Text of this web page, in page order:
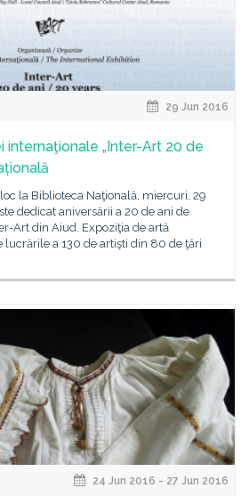
29 Jun 2016
internaţionale „Inter-Art 20 de
la Biblioteca Naţională, miercuri, 29
dedicat aniversării a 20 de ani de
Art din Aiud. Expoziţia de artă
a 130 de artişti din 80 de ţări
24 Jun 2016 - 27 Jun 2016